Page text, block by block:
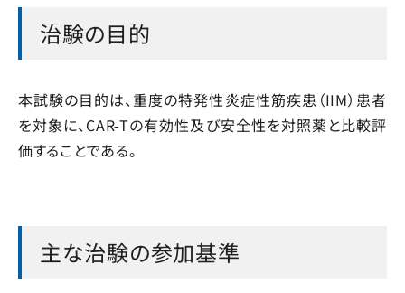
治験の目的
本試験の目的は、重度の特発性炎症性筋疾患（IIM）患者
を対象に、CAR-Tの有効性及び安全性を対照薬と比較評
価することである。
主な治験の参加基準